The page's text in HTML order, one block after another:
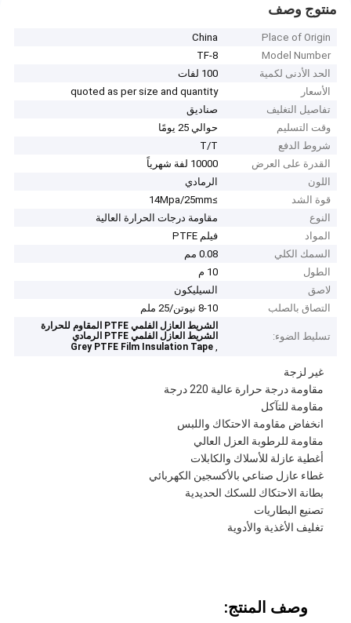
منتوج وصف
Place of Origin
China
Model Number
TF-8
الحد الأدنى لكمية
100 لفات
الأسعار
quoted as per size and quantity
تفاصيل التغليف
صناديق
وقت التسليم
حوالي 25 يومًا
شروط الدفع
T/T
القدرة على العرض
10000 لفة شهرياً
اللون
الرمادي
قوة الشد
≥14Mpa/25mm
النوع
مقاومة درجات الحرارة العالية
المواد
فيلم PTFE
السمك الكلي
0.08 مم
الطول
10 م
لاصق
السيليكون
التصاق بالصلب
8-10 نيوتن/25 ملم
تسليط الضوء:
الشريط العازل الفلمي PTFE المقاوم للحرارة
الشريط العازل الفلمي PTFE الرمادي
,
Grey PTFE Film Insulation Tape
غير لزجة
مقاومة درجة حرارة عالية 220 درجة
مقاومة للتآكل
انخفاض مقاومة الاحتكاك واللبس
مقاومة للرطوبة العزل العالي
أغطية عازلة للأسلاك والكابلات
غطاء عازل صناعي بالأكسجين الكهربائي
بطانة الاحتكاك للسكك الحديدية
تصنيع البطاريات
تغليف الأغذية والأدوية
وصف المنتج: